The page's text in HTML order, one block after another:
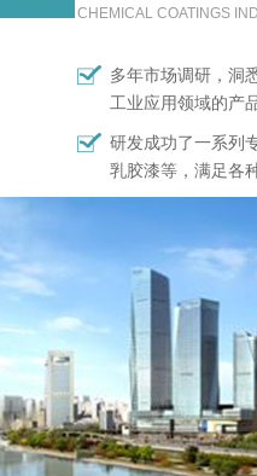
CHEMICAL COATINGS
多年市场调研，洞
工业应用领域的产
研发成功了一系列
乳胶漆等，满足各